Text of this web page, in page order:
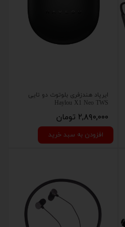
ایرپاد هندزفری بلوتوث دو تایی
Haylou X1 Neo TWS
۲,۸۹۰,۰۰۰ تومان
افزودن به سبد خرید